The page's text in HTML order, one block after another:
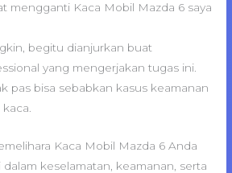
mengganti Kaca Mobil Mazda 6 saya
begitu dianjurkan buat
yang mengerjakan tugas ini.
pas bisa sebabkan kasus keamanan
Kaca Mobil Mazda 6 Anda
keselamatan, keamanan, serta